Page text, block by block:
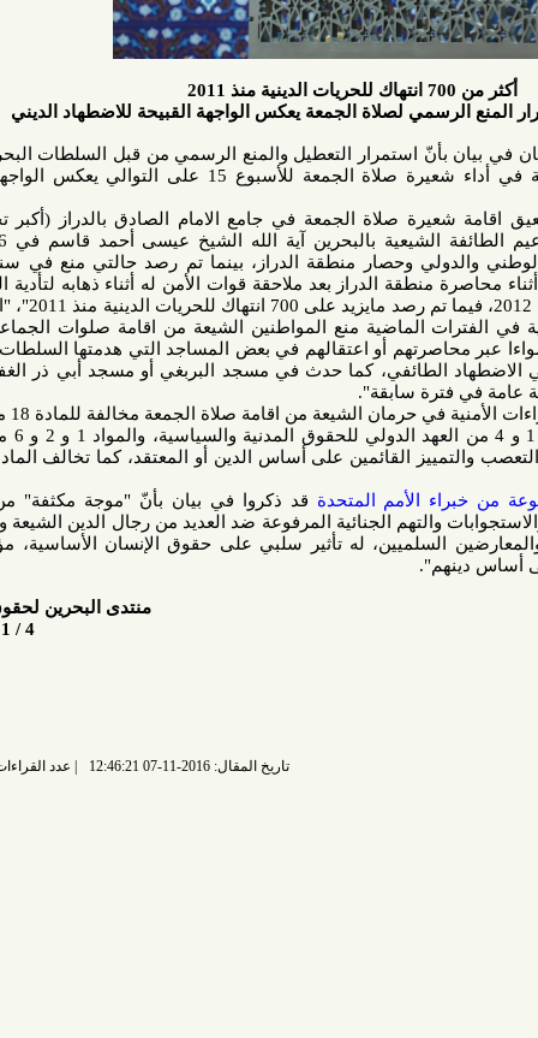
لصلاة الجمعة يعكس الواجهة القبيحة للاضطهاد الديني
استمرار التعطيل والمنع الرسمي من قبل السلطات البحرينية لحق
المواطنين من المسلمين الشيعة في أداء شعيرة صلاة الجمعة للأسبوع 15 على التوالي يعكس الواجهة القبيحة
صلاة الجمعة في جامع الامام الصادق بالدراز (أكبر تجمع ديني
أسبوعي) منذ اسقاط جنسية زعيم الطائفة الشيعية بالبحرين آية الله الشيخ عيسى أحمد قاسم في 2016 وفق
مرسوم ملكي مخالف للقانون الوطني والدولي وحصار منطقة الدراز، بينما تم رصد حالتي منع في سنة 2011 و
الدراز بعد ملاحقة قوات الأمن له أثناء ذهابه لتأدية الصلاة وهو
علي عباس رضي (16 سنة) بسنة 2012، فيما تم رصد مايزيد على 700 انتهاك للحريات الدينية منذ 2011"، "اضافة إلى
الماضية منع المواطنين الشيعة من اقامة صلوات الجماعة (شعيرة
أو اعتقالهم في بعض المساجد التي هدمتها السلطات البحرينية
الطائفي، كما حدث في مسجد البربغي أو مسجد أبي ذر الغفاري الذي
سابقة".
ولفت المنتدى إلى أنّ "هذه الإجراءات الأمنية في حرمان الشيعة من اقامة صلاة الجمعة مخالفة للمادة 18 من الإعلان
العالمي لحقوق الإنسان، والماد 1 و 4 من العهد الدولي للحقوق المدنية والسياسية، والمواد 1 و 2 و 6 من الإعلان
بشأن القضاء على جميع أشكال التعصب والتمييز القائمين على أساس الدين أو المعتقد، كما تخالف المادة 311 من
الأمم المتحدةقد ذكروا في بيان بأنّ "موجة مكثفة" من عمليات
والتهم الجنائية المرفوعة ضد العديد من رجال الدين الشيعة والمنشدين
له تأثير سلبي على حقوق الإنسان الأساسية، مؤكدين بأن
منتدى البحرين لحقوق الإنسان
عدد القراءات: 6787 قراءة |